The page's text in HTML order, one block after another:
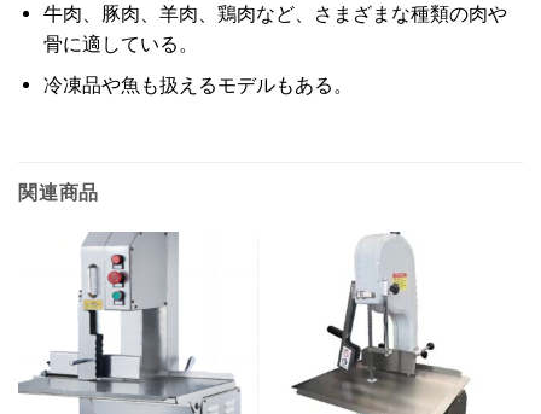
牛肉、豚肉、羊肉、鶏肉など、さまざまな種類の肉や
骨に適している。
冷凍品や魚も扱えるモデルもある。
関連商品